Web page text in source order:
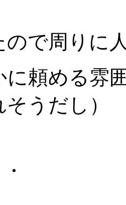
ので周りに
に頼める雰
うだし）